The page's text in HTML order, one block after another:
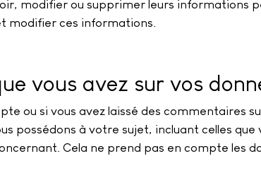
modifier ou supprimer leurs informations
modifier ces informations.
vous avez sur vos
ou si vous avez laissé des
possédons à votre sujet, incluant celles
Cela ne prend pas en compte les